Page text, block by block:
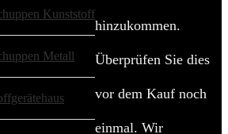
Kunststoff
Metall
hinzukommen.
Überprüfen Sie dies
vor dem Kauf noch
einmal. Wir